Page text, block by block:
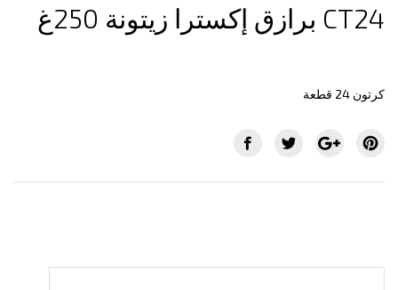
برازق إكسترا زيتونة 250غ CT24
كرتون 24 قطعة